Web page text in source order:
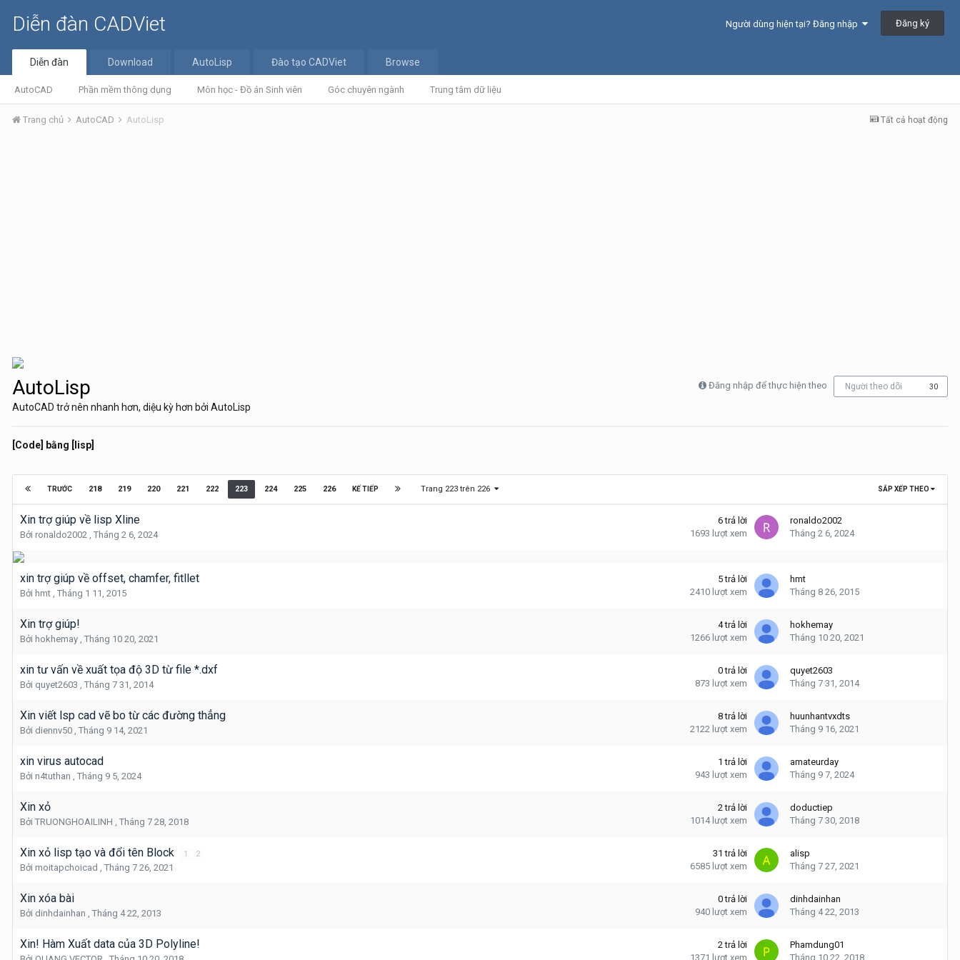
Diễn đàn CADViet Người dùng hiện tại? Đăng nhập Đăng ký
Diễn đàn
AutoCAD Phần mềm thông dụng Môn học - Đồ án Sinh viên Góc chuyên ngành Trung tâm dữ liệu
Download AutoLisp Đào tạo CADViet Browse
Tất cả hoạt động
Trang chủ AutoCAD AutoLisp
AutoLisp Đăng nhập để thực hiện theo Người theo dõi 30
AutoCAD trở nên nhanh hơn, diệu kỳ hơn bởi AutoLisp
[Code] bằng [lisp]
SẮP XẾP THEO
TRƯỚC 218 219 220 221 222 223 224 225 226 KẾ TIẾP Trang 223 trên 226
Xin trợ giúp về lisp Xline
Bởi ronaldo2002 , Tháng 2 6, 2024
6 trả lời
1693 lượt xem
ronaldo2002
Tháng 2 6, 2024
xin trợ giúp về offset, chamfer, fitllet
Bởi hmt , Tháng 1 11, 2015
5 trả lời
2410 lượt xem
hmt
Tháng 8 26, 2015
Xin trợ giúp!
Bởi hokhemay , Tháng 10 20, 2021
4 trả lời
1266 lượt xem
hokhemay
Tháng 10 20, 2021
xin tư vấn về xuất tọa độ 3D từ file *.dxf
Bởi quyet2603 , Tháng 7 31, 2014
0 trả lời
873 lượt xem
quyet2603
Tháng 7 31, 2014
Xin viết lsp cad vẽ bo từ các đường thẳng
Bởi diennv50 , Tháng 9 14, 2021
8 trả lời
2122 lượt xem
huunhantvxdts
Tháng 9 16, 2021
xin virus autocad
Bởi n4tuthan , Tháng 9 5, 2024
1 trả lời
943 lượt xem
amateurday
Tháng 9 7, 2024
Xin xỏ
Bởi TRUONGHOAILINH , Tháng 7 28, 2018
2 trả lời
1014 lượt xem
doductiep
Tháng 7 30, 2018
Xin xỏ lisp tạo và đổi tên Block 1 2
Bởi moitapchoicad , Tháng 7 26, 2021
31 trả lời
6585 lượt xem
alisp
Tháng 7 27, 2021
Xin xóa bài
Bởi dinhdainhan , Tháng 4 22, 2013
0 trả lời
940 lượt xem
dinhdainhan
Tháng 4 22, 2013
Xin! Hàm Xuất data của 3D Polyline! 2 trả lời
1371 lượt xem
Phamdung01
Tháng 10 22, 2018